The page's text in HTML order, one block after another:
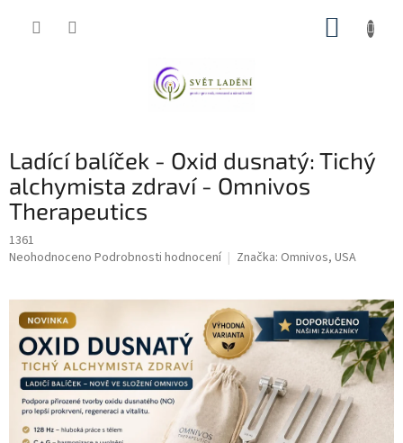
Ladící balíček - Oxid dusnatý: Tichý
alchymista zdraví - Omnivos
Therapeutics
1361
Průměrné
0,0
hvězdiček.
Neohodnoceno Podrobnosti hodnocení Značka: Omnivos, USA